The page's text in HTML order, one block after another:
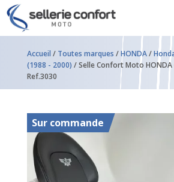
Accueil / Toutes marques /HONDA/
(1988 - 2000) / Selle Confort Moto
Ref.3030
Sur commande